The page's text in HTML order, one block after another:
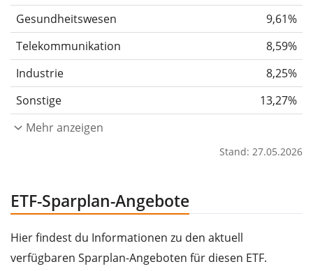
Gesundheitswesen
9,61%
Telekommunikation
8,59%
Industrie
8,25%
Sonstige
13,27%
Mehr anzeigen
Stand: 27.05.2026
ETF-Sparplan-Angebote
Hier findest du Informationen zu den aktuell
verfügbaren Sparplan-Angeboten für diesen ETF.